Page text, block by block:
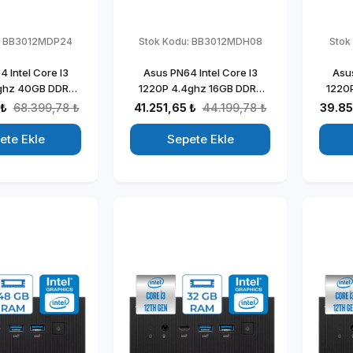
BB3012MDP24
Intel Core I3
40GB DDR5
UHD Graphics
68.399,78 ₺
Ekle
Stok Kodu: BB3012MDH08
Asus PN64 Intel Core I3
1220P 4.4ghz 16GB DDR5
1TB SSD Intel UHD Graphics
Mini Bilgisayar
41.251,65 ₺ 44.199,78 ₺
Sepete Ekle
Stok